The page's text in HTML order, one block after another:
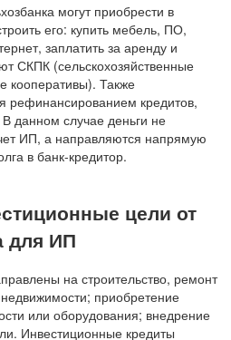
могут приобрести в
его: купить мебель, ПО,
заплатить за аренду и
СКПК (сельскохозяйственные
кооперативы). Также
рефинансированием кредитов,
данном случае деньги не
ИП, а направляются напрямую
в банк-кредитор.
цели от
для ИП
на строительство, ремонт
приобретение
или оборудования; внедрение
Инвестиционные кредиты